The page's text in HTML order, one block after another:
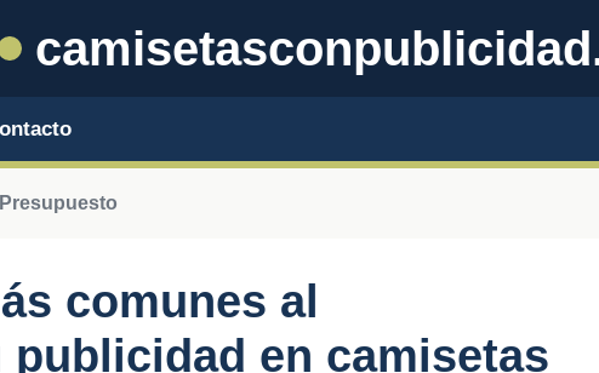
Presupuesto
comunes al
en camisetas